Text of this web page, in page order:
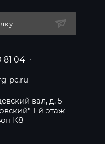
81 04
pc.ru
вал, д. 5
1-й этаж
К8